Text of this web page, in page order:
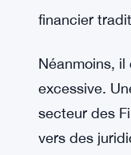
termes de
Un cadre
financières,